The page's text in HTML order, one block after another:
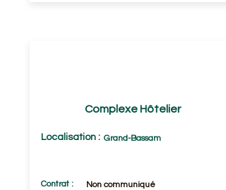
Complexe Hôtelier
Localisation : Grand-Bassam
Contrat : Non communiqué